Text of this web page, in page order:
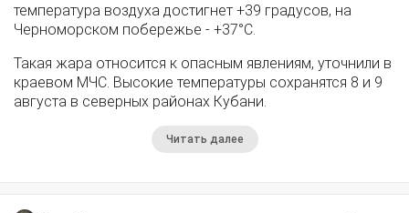
температура воздуха достигнет +39 градусов, на
Черноморском побережье - +37°­С.
Такая жара относится к опасным явлениям, уточнили в
краевом МЧС. Высокие температуры сохранятся 8 и 9
августа в северных районах Кубани.
Читать далее